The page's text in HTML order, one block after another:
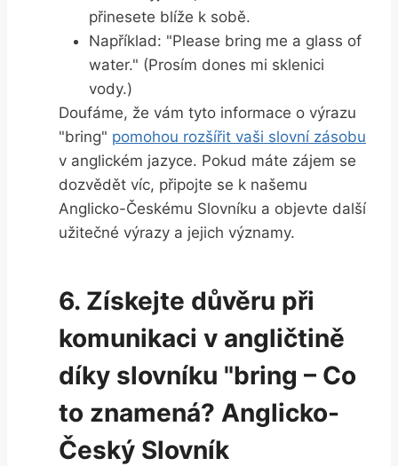
přinesete blíže k sobě.
Například: "Please bring me a glass of
water." (Prosím dones mi sklenici
vody.)
Doufáme, že vám tyto informace o výrazu
"bring" pomohou rozšířit vaši slovní zásobu
v anglickém jazyce. Pokud máte zájem se
dozvědět víc, připojte se k našemu
Anglicko-Českému Slovníku a objevte další
užitečné výrazy a jejich významy.
6. Získejte důvěru při
komunikaci v angličtině
díky slovníku "bring – Co
to znamená? Anglicko-
Český Slovník